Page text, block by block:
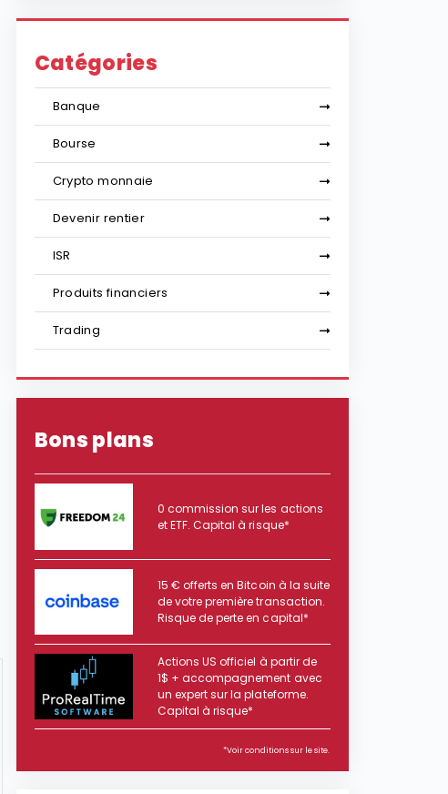
Catégories
Banque
Bourse
Crypto monnaie
Devenir rentier
ISR
Produits financiers
Trading
Bons plans
0 commission sur les actions
et ETF. Capital à risque*
15 € offerts en Bitcoin à la suite
de votre première transaction.
Risque de perte en capital*
Actions US officiel à partir de
1$ + accompagnement avec
un expert sur la plateforme.
Capital à risque*
*Voir conditions sur le site.